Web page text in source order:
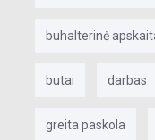
buhalterinė
butai darbas
greita paskola